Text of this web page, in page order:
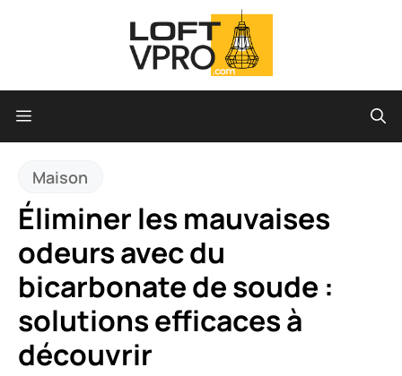
Menu
Maison
Éliminer les mauvaises
odeurs avec du
bicarbonate de soude :
solutions efficaces à
découvrir